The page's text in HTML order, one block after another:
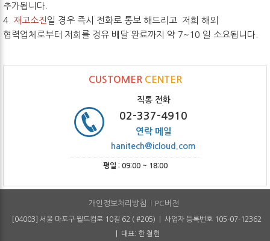
추가됩니다.
4. 재고소진 일 경우 즉시 전화로 통보 해드리고 저희 해외
협력업체로부터 저희를 경유 배달 완료까지 약 7~10 일 소요됩니다.
CUSTOMER CENTER
직통 전화
02-337-4910
연락 메일
hanitech@icloud.com
평일 : 09:00 ~ 18:00
개인정보처리방침 PC버전
[04003] 서울 마포구 월드컵로 10길 62 ( #205) | 사업자 등록번호 105-07-12362
| 대표: 한 철헌